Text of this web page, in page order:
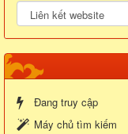
Đang truy cập
Máy chủ tìm kiếm